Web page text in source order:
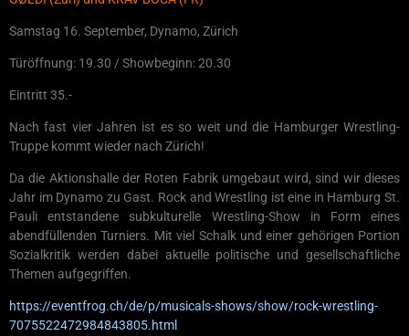
Samstag 16. September, Dynamo, Zürich
Türöffnung: 19.30 / Showbeginn: 20.30
Eintritt 35.-
Nach fast vier Jahren ist es so weit und die Hamburger Wrestling-
Truppe kommt wieder nach Zürich!
Da die Aktionshalle der Roten Fabrik umgebaut wird, sind wir dieses
Jahr im Dynamo zu Gast. Rock and Wrestling ist eine in Hamburg St.
Pauli entstandene subkulturelle Wrestling-Show in Form eines
abendfüllenden Turniers. Mit viel Schalk und einer gehörigen Portion
Sozialkritik werden dabei aktuelle politische und gesellschaftliche
Themen aufgegriffen.
https://eventfrog.ch/de/p/musicals-shows/show/rock-wrestling-
7075522472984843805.html